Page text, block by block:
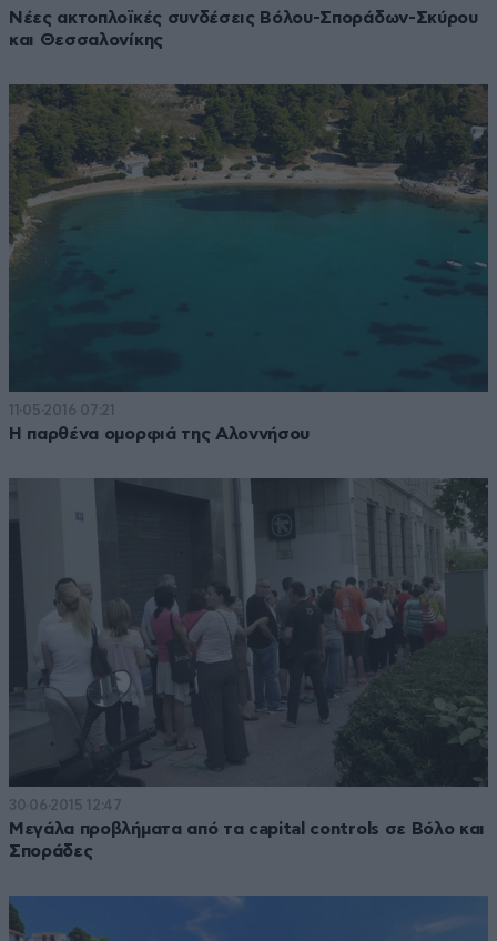
Νέες ακτοπλοϊκές συνδέσεις Βόλου-Σποράδων-Σκύρου
και Θεσσαλονίκης
11·05·2016 07:21
Η παρθένα ομορφιά της Αλοννήσου
30·06·2015 12:47
Μεγάλα προβλήματα από τα capital controls σε Βόλο και
Σποράδες